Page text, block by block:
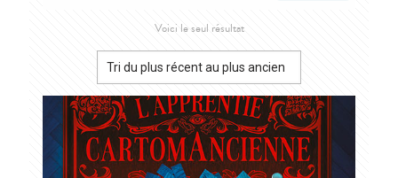
Voici le seul résultat